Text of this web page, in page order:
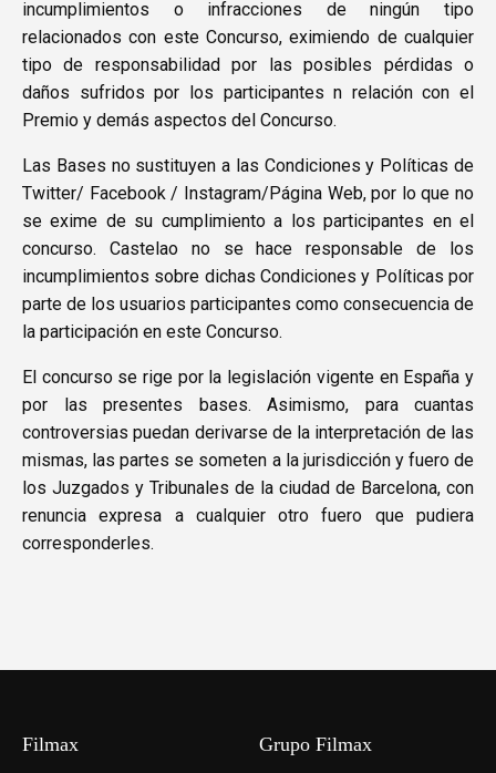
incumplimientos o infracciones de ningún tipo
relacionados con este Concurso, eximiendo de cualquier
tipo de responsabilidad por las posibles pérdidas o
daños sufridos por los participantes n relación con el
Premio y demás aspectos del Concurso.
Las Bases no sustituyen a las Condiciones y Políticas de
Twitter/ Facebook / Instagram/Página Web, por lo que no
se exime de su cumplimiento a los participantes en el
concurso. Castelao no se hace responsable de los
incumplimientos sobre dichas Condiciones y Políticas por
parte de los usuarios participantes como consecuencia de
la participación en este Concurso.
El concurso se rige por la legislación vigente en España y
por las presentes bases. Asimismo, para cuantas
controversias puedan derivarse de la interpretación de las
mismas, las partes se someten a la jurisdicción y fuero de
los Juzgados y Tribunales de la ciudad de Barcelona, con
renuncia expresa a cualquier otro fuero que pudiera
corresponderles.
Filmax Grupo Filmax